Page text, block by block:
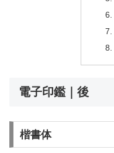
電子印鑑｜後
楷書体